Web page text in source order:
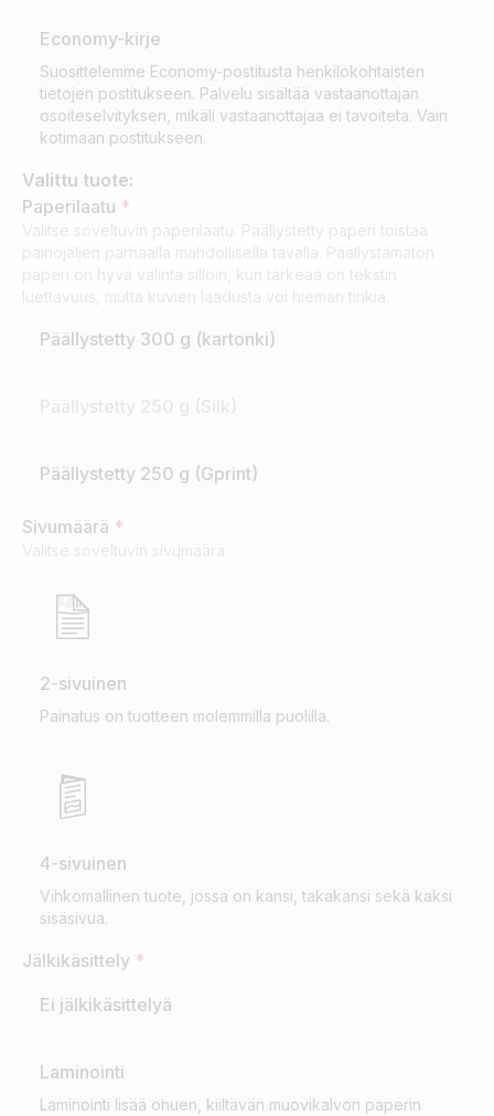
Economy-kirje
Suosittelemme Economy-postitusta henkilökohtaisten
tietojen postitukseen. Palvelu sisältää vastaanottajan
osoiteselvityksen, mikäli vastaanottajaa ei tavoiteta. Vain
kotimaan postitukseen.
Valittu tuote:
Paperilaatu *
Valitse soveltuvin paperilaatu. Päällystetty paperi toistaa
painojäljen parhaalla mahdollisella tavalla. Päällystämätön
paperi on hyvä valinta silloin, kun tärkeää on tekstin
luettavuus, mutta kuvien laadusta voi hieman tinkiä.
Päällystetty 300 g (kartonki)
Päällystetty 250 g (Gprint)
Sivumäärä *
Valitse soveltuvin sivumäärä.
2-sivuinen
Painatus on tuotteen molemmilla puolilla.
4-sivuinen
Vihkomallinen tuote, jossa on kansi, takakansi sekä kaksi
sisäsivua.
Jälkikäsittely *
Ei jälkikäsittelyä
Laminointi
Laminointi lisää ohuen, kiiltävän muovikalvon paperin